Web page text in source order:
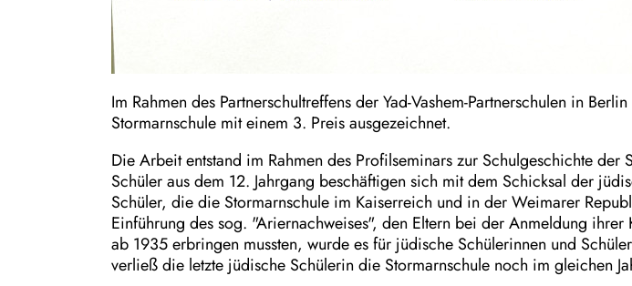
Im Rahmen des Partnerschultreffens der Yad-Vashem-Partnerschulen in
Stormarnschule mit einem 3. Preis ausgezeichnet.
Die Arbeit entstand im Rahmen des Profilseminars zur Schulgeschichte der
Schüler aus dem 12. Jahrgang beschäftigen sich mit dem Schicksal der
Schüler, die die Stormarnschule im Kaiserreich und in der Weimarer
Einführung des sog. "Ariernachweises", den Eltern bei der Anmeldung ihrer
ab 1935 erbringen mussten, wurde es für jüdische Schülerinnen und
verließ die letzte jüdische Schülerin die Stormarnschule noch im gleichen